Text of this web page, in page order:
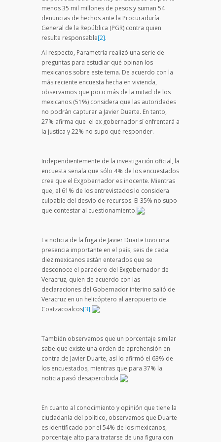
menos 35 mil millones de pesos y suman 54
denuncias de hechos ante la Procuraduría
General de la República (PGR) contra quien
resulte responsable[2].
Al respecto, Parametría realizó una serie de
preguntas para estudiar qué opinan los
mexicanos sobre este tema. De acuerdo con la
más reciente encuesta hecha en vivienda,
observamos que poco más de la mitad de los
mexicanos (51%) considera que las autoridades
no podrán capturar a Javier Duarte. En tanto,
27% afirma que el ex gobernador sí enfrentará a
la justica y 22% no supo qué responder.
Independientemente de la investigación oficial, la
encuesta señala que sólo 4% de los encuestados
cree que el Exgobernador es inocente. Mientras
que, el 61% de los entrevistados lo considera
culpable del desvío de recursos. El 35% no supo
que contestar al cuestionamiento.
La noticia de la fuga de Javier Duarte tuvo una
presencia importante en el país, seis de cada
diez mexicanos están enterados que se
desconoce el paradero del Exgobernador de
Veracruz, quien de acuerdo con las
declaraciones del Gobernador interino salió de
Veracruz en un helicóptero al aeropuerto de
Coatzacoalcos[3].
También observamos que un porcentaje similar
sabe que existe una orden de aprehensión en
contra de Javier Duarte, así lo afirmó el 63% de
los encuestados, mientras que para 37% la
noticia pasó desapercibida.
En cuanto al conocimiento y opinión que tiene la
ciudadanía del político, observamos que Duarte
es identificado por el 54% de los mexicanos,
porcentaje alto para tratarse de una figura con